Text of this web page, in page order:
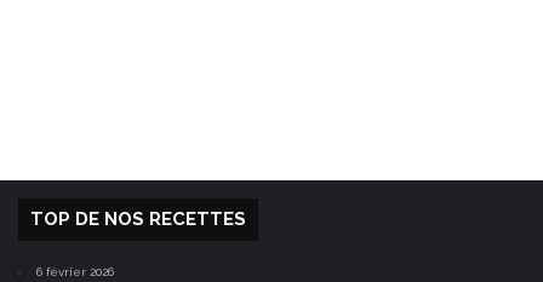
TOP DE NOS RECETTES
6 février 2026